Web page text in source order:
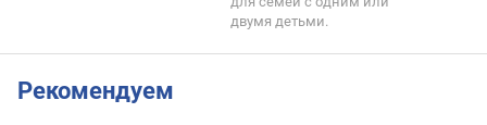
двумя детьми.
Рекомендуем